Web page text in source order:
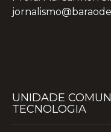
UNIDADE
TECNOLOGIA